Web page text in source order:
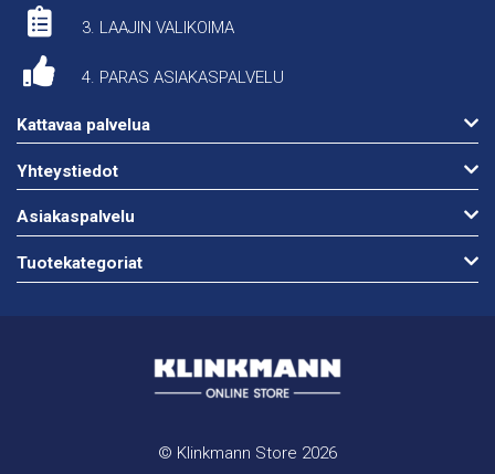
3. LAAJIN VALIKOIMA
4. PARAS ASIAKASPALVELU
Kattavaa palvelua
Yhteystiedot
Asiakaspalvelu
Tuotekategoriat
© Klinkmann Store 2026